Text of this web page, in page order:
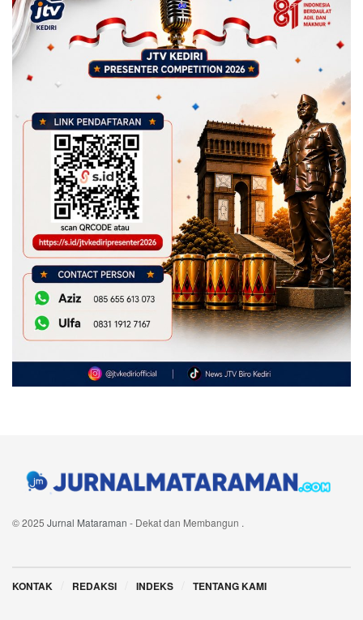
© 2025 Jurnal Mataraman - Dekat dan Membangun .
KONTAK REDAKSI INDEKS TENTANG KAMI